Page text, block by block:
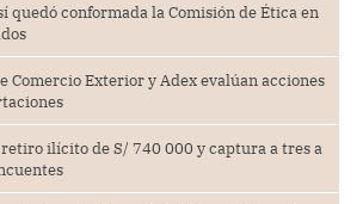
quedó conformada la Comisión de Ética en
Comercio Exterior y Adex evalúan acciones
ilícito de S/ 740 000 y captura a tres a